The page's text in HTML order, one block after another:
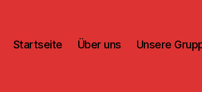
Startseite Über uns Unsere